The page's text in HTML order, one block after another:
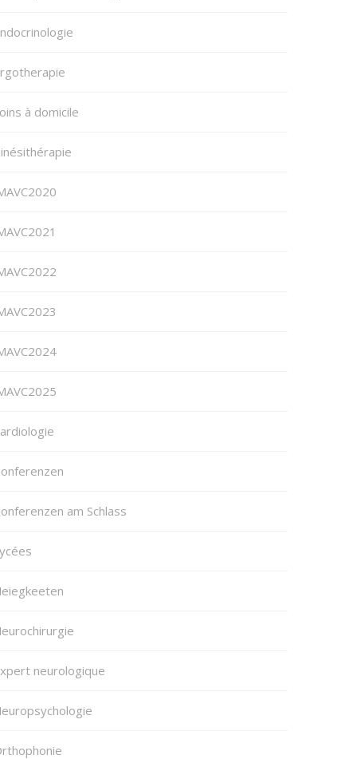
à domicile
am Schlass
neurologique